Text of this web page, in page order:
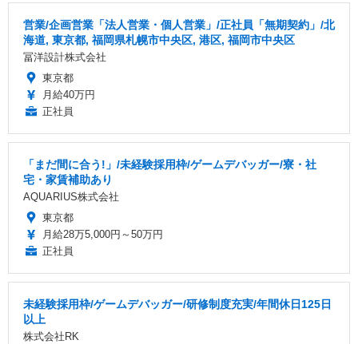
営業/企画営業「法人営業・個人営業」/正社員「無期契約」/北
海道, 東京都, 福岡県札幌市中央区, 港区, 福岡市中央区
冨洋設計株式会社
東京都
月給40万円
正社員
「まだ間に合う!」/未経験採用枠/ゲームデバッガー/寮・社
宅・家賃補助あり
AQUARIUS株式会社
東京都
月給28万5,000円～50万円
正社員
未経験採用枠/ゲームデバッガー/研修制度充実/年間休日125日
以上
株式会社RK